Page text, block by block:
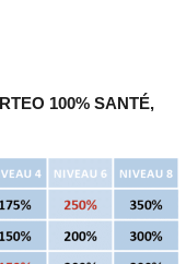
100% SANTÉ,